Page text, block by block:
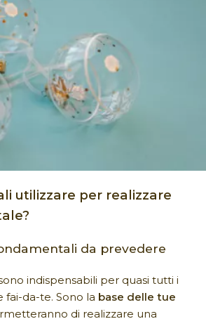
utilizzare per realizzare
da prevedere
indispensabili per quasi tutti i
fai-da-te. Sono la base delle tue
di realizzare una